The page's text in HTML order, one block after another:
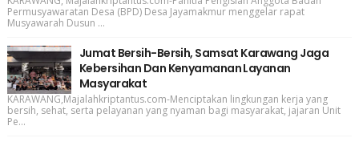
Permusyawaratan Desa (BPD) Desa Jayamakmur menggelar rapat
Musyawarah Dusun ...
Jumat Bersih-Bersih, Samsat Karawang Jaga
Kebersihan Dan Kenyamanan Layanan
Masyarakat
KARAWANG,Majalahkriptantus.com-Menciptakan lingkungan kerja yang
bersih, sehat, serta pelayanan yang nyaman bagi masyarakat, jajaran Unit
Pe...